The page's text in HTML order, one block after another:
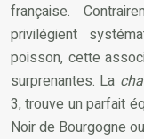
française.
privilégient
poisson, cette
surprenantes. La
3, trouve un parfait
Noir de Bourgogne